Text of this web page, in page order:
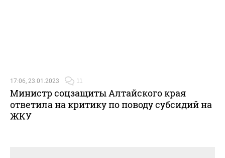
17:06, 23.01.2023 11
Министр соцзащиты Алтайского края
ответила на критику по поводу субсидий на
ЖКУ